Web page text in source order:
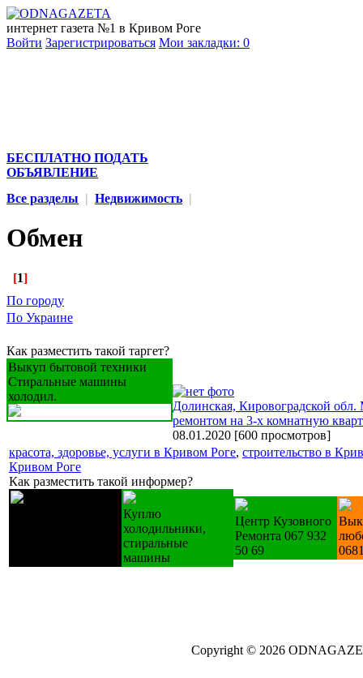
интернет газета №1 в Кривом Роге
Войти Зарегистрироваться Мои закладки: 0
БЕСПЛАТНО ПОДАТЬ
ОБЪЯВЛЕНИЕ
Все разделы | Недвижимость |
Обмен
[1]
По городу
По Украине
Как разместить такой таргет?
Выкуп бытовой техники
Стиральные машины
холодил.
Долинская, Кировоградской
ремонтом на 3-х комнатную
08.01.2020 [600 просмотров]
красота, здоровье, услуги в Кривом Роге, строительство в
Кривом Роге
Как разместить такой информер?
Куплю
холодильники,
стиральные
машины
Центр Кузовного
Ремонта 067 932
50 69
Copyright © 2026